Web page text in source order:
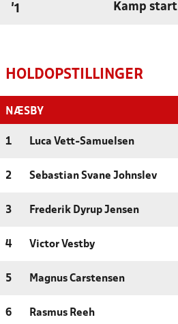
'1 Kamp start
HOLDOPSTILLINGER
NÆSBY
1 Luca Vett-Samuelsen
2 Sebastian Svane Johnslev
3 Frederik Dyrup Jensen
4 Victor Vestby
5 Magnus Carstensen
6 Rasmus Reeh